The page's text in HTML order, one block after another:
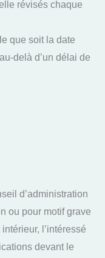
révisés chaque
que soit la date
delà d’un délai de
d’administration
ou pour motif grave
l’intéressé
devant le